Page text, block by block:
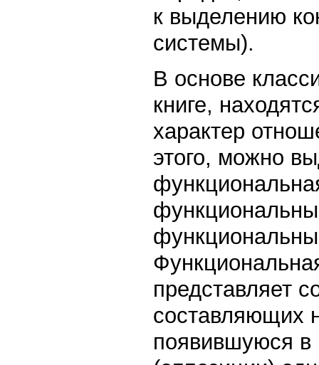
к выделению
системы).
В основе
книге,
характер
этого, можно
представляет
составляющих
появившуюся в